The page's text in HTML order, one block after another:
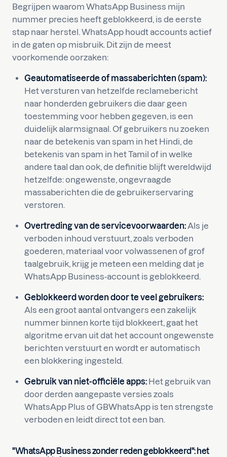
Begrijpen waarom WhatsApp Business mijn
nummer precies heeft geblokkeerd, is de eerste
stap naar herstel. WhatsApp houdt accounts actief
in de gaten op misbruik. Dit zijn de meest
voorkomende oorzaken:
Geautomatiseerde of massaberichten (spam):
Het versturen van hetzelfde reclamebericht
naar honderden gebruikers die daar geen
toestemming voor hebben gegeven, is een
duidelijk alarmsignaal. Of gebruikers nu zoeken
naar de betekenis van spam in het Hindi, de
betekenis van spam in het Tamil of in welke
andere taal dan ook, de definitie blijft wereldwijd
hetzelfde: ongewenste, ongevraagde
massaberichten die de gebruikerservaring
verstoren.
Overtreding van de servicevoorwaarden: Als je
verboden inhoud verstuurt, zoals verboden
goederen, materiaal voor volwassenen of grof
taalgebruik, krijg je meteen een melding dat je
WhatsApp Business-account is geblokkeerd.
Geblokkeerd worden door te veel gebruikers:
Als een groot aantal ontvangers een zakelijk
nummer binnen korte tijd blokkeert, gaat het
algoritme ervan uit dat het account ongewenste
berichten verstuurt en wordt er automatisch
een blokkering ingesteld.
Gebruik van niet-officiële apps: Het gebruik van
door derden aangepaste versies zoals
WhatsApp Plus of GBWhatsApp is ten strengste
verboden en leidt direct tot een ban.
"WhatsApp Business zonder reden geblokkeerd": het